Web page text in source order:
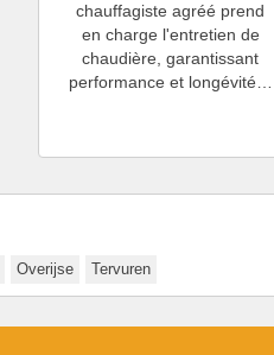
chauffagiste agréé prend
en charge l'entretien de
chaudière, garantissant
performance et longévité…
Overijse Tervuren